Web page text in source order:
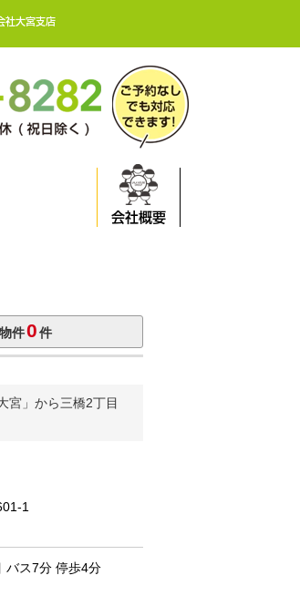
社大宮支店
会社概要
件0件
宮」から三橋2丁目
1
バス7分 停歩4分